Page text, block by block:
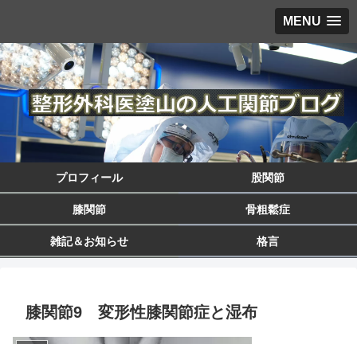
MENU
プロフィール 股関節
膝関節 骨粗鬆症
雑記＆お知らせ 格言
膝関節9 変形性膝関節症と湿布